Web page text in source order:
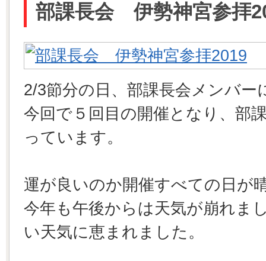
部課長会 伊勢神宮参拝
2/3節分の日、部課長会メンバー
今回で５回目の開催となり、部
っています。
運が良いのか開催すべての日が
今年も午後からは天気が崩れま
い天気に恵まれました。